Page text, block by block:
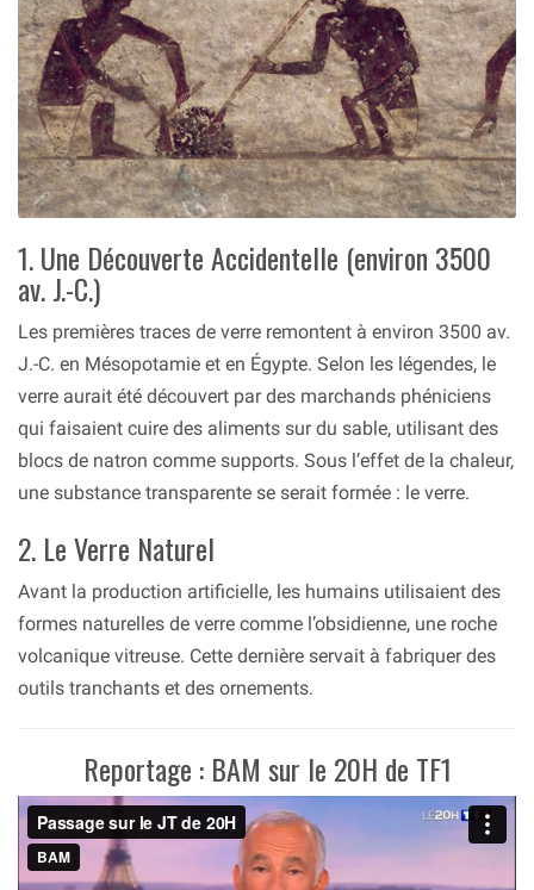
1. Une Découverte Accidentelle (environ 3500
av. J.-C.)
Les premières traces de verre remontent à environ 3500 av.
J.-C. en Mésopotamie et en Égypte. Selon les légendes, le
verre aurait été découvert par des marchands phéniciens
qui faisaient cuire des aliments sur du sable, utilisant des
blocs de natron comme supports. Sous l’effet de la chaleur,
une substance transparente se serait formée : le verre.
2. Le Verre Naturel
Avant la production artificielle, les humains utilisaient des
formes naturelles de verre comme l’obsidienne, une roche
volcanique vitreuse. Cette dernière servait à fabriquer des
outils tranchants et des ornements.
Reportage : BAM sur le 20H de TF1